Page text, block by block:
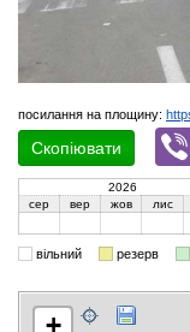
посилання на площину:
Скопіювати
2026
сер
вер жов лис
вільний резерв
+